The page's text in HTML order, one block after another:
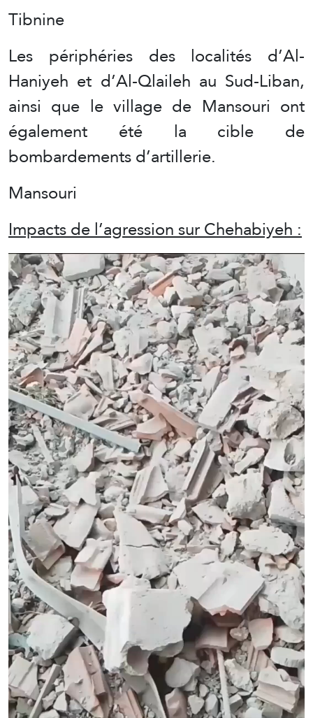
Tibnine
Les périphéries des localités d’Al-
Haniyeh et d’Al-Qlaileh au Sud-Liban,
ainsi que le village de Mansouri ont
également été la cible de
bombardements d’artillerie.
Mansouri
Impacts de l’agression sur Chehabiyeh :